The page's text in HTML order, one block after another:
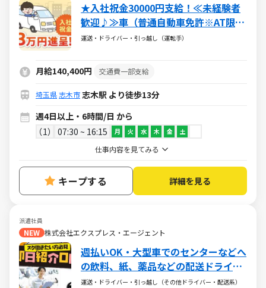
★入社祝金30000円支給！≪未経験者
歓迎♪≫車（普通自動車免許※AT限定
可）で病院まで送迎するお仕事
運送・ドライバー・引っ越し（運転手）
月給140,400円 交通費一部支給
埼玉県志木市志木駅 より徒歩13分
週4日以上・6時間/日 から
1
07:30 ~ 16:15 月 火 水 木 金 土
仕事内容を見てみる
キープする 詳細を見る
派遣社員
NEW 株式会社エクスプレス・エージェント
週払いOK・大型車でのセンターなどへ
の飲料、紙、薬品などの配送ドライバ
ー！（Web面接OK・土日休み）
運送・ドライバー・引っ越し（その他ドライバー・配送系）